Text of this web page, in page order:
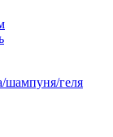
шампуня/геля